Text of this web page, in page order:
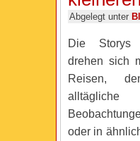
Abgelegt unter
Die Storys
drehen sich
Reisen,
oder in